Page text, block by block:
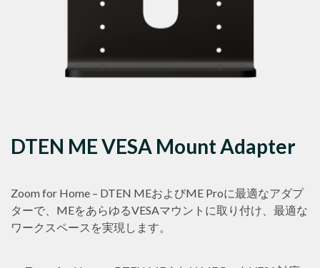
DTEN ME VESA Mount Adapter
Zoom for Home – DTEN MEおよびME Proに最適なアダプ
ターで、MEをあらゆるVESAマウントに取り付け、最適な
ワークスペースを実現します。